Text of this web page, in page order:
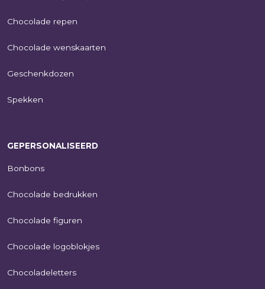
Chocolade repen
Chocolade wenskaarten
Geschenkdozen
Spekken
GEPERSONALISEERD
Bonbons
Chocolade bedrukken
Chocolade figuren
Chocolade logoblokjes
Chocoladeletters